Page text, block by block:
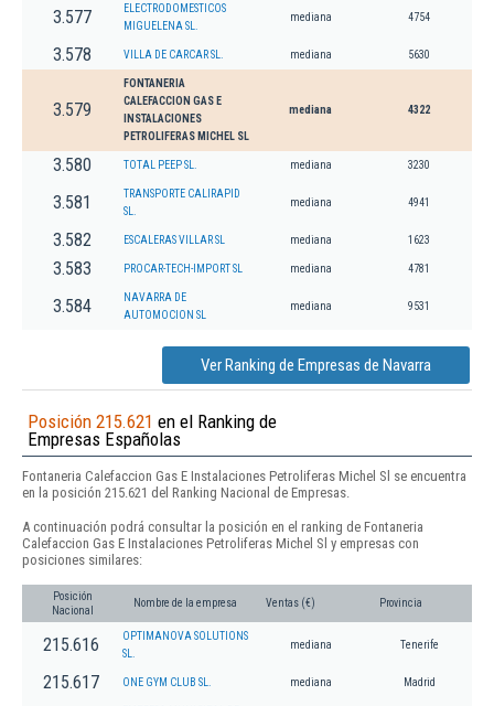
3.577
ELECTRODOMESTICOS
MIGUELENA SL.
mediana 4754
3.578 VILLA DE CARCAR SL. mediana 5630
3.579
FONTANERIA
CALEFACCION GAS E
INSTALACIONES
PETROLIFERAS MICHEL SL
mediana 4322
3.580 TOTAL PEEP SL. mediana 3230
3.581
TRANSPORTE CALIRAPID
SL.
mediana 4941
3.582 ESCALERAS VILLAR SL mediana 1623
3.583 PROCAR-TECH-IMPORT SL mediana 4781
3.584
NAVARRA DE
AUTOMOCION SL
mediana 9531
Ver Ranking de Empresas de Navarra
Posición 215.621 en el Ranking de
Empresas Españolas
Fontaneria Calefaccion Gas E Instalaciones Petroliferas Michel Sl se encuentra
en la posición 215.621 del Ranking Nacional de Empresas.
A continuación podrá consultar la posición en el ranking de Fontaneria
Calefaccion Gas E Instalaciones Petroliferas Michel Sl y empresas con
posiciones similares:
Posición
Nacional
Nombre de la empresa Ventas (€) Provincia
215.616
OPTIMANOVA SOLUTIONS
SL.
mediana Tenerife
215.617 ONE GYM CLUB SL. mediana Madrid